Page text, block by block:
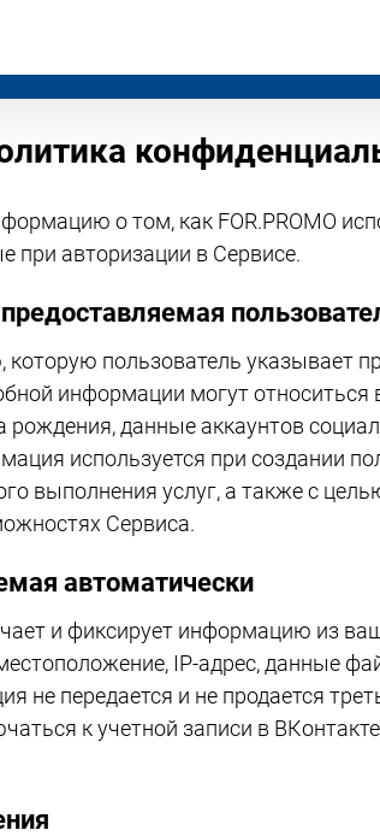
о том, как FOR.PROMO
при авторизации в Сервисе.
пользователь указывает
информации могут относиться
рождения, данные аккаунтов
используется при создании
выполнения услуг, а также с
Сервиса.
автоматически
и фиксирует информацию из
IP-адрес, данные
не передается и не продается
к учетной записи в